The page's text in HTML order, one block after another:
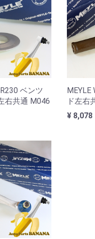
ベンツ
右共通 M046
MEYLE
ド左右
¥ 8,078